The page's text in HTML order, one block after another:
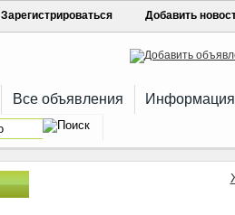
Зарегистрироваться Добавить
Все объявления Информация